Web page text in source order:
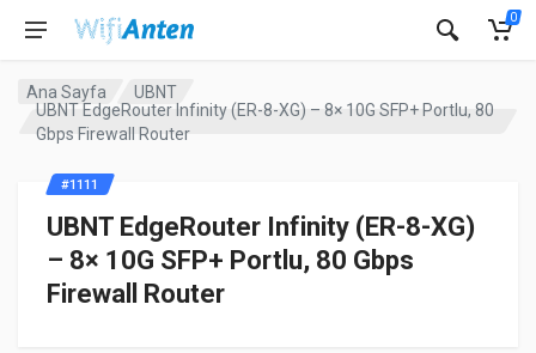
0
Ana Sayfa
UBNT
UBNT EdgeRouter Infinity (ER-8-XG) – 8× 10G SFP+ Portlu, 80
Gbps Firewall Router
UBNT EdgeRouter Infinity (ER-8-XG)
– 8× 10G SFP+ Portlu, 80 Gbps
Firewall Router
#1111